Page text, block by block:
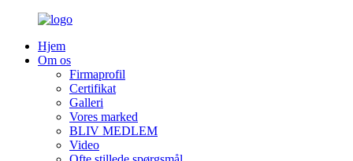
Hjem
Om os
Firmaprofil
Certifikat
Galleri
Vores marked
BLIV MEDLEM
Video